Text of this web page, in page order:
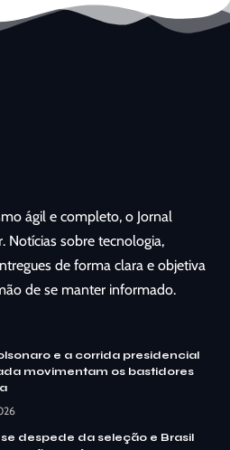
ágil e completo, o Jornal
Notícias sobre tecnologia,
de forma clara e objetiva
de se manter informado.
e a corrida presidencial
movimentam os bastidores
despede da seleção e Brasil